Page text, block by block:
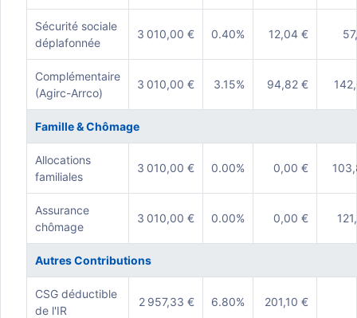
Sécurité sociale
déplafonnée
3 010,00 € 0.40% 12,04 €
Complémentaire
(Agirc-Arrco)
3 010,00 € 3.15% 94,82 €
Famille & Chômage
Allocations
familiales
3 010,00 € 0.00% 0,00 €
Assurance
chômage
3 010,00 € 0.00% 0,00 €
Autres Contributions
CSG déductible
de l'IR
2 957,33 € 6.80% 201,10 €